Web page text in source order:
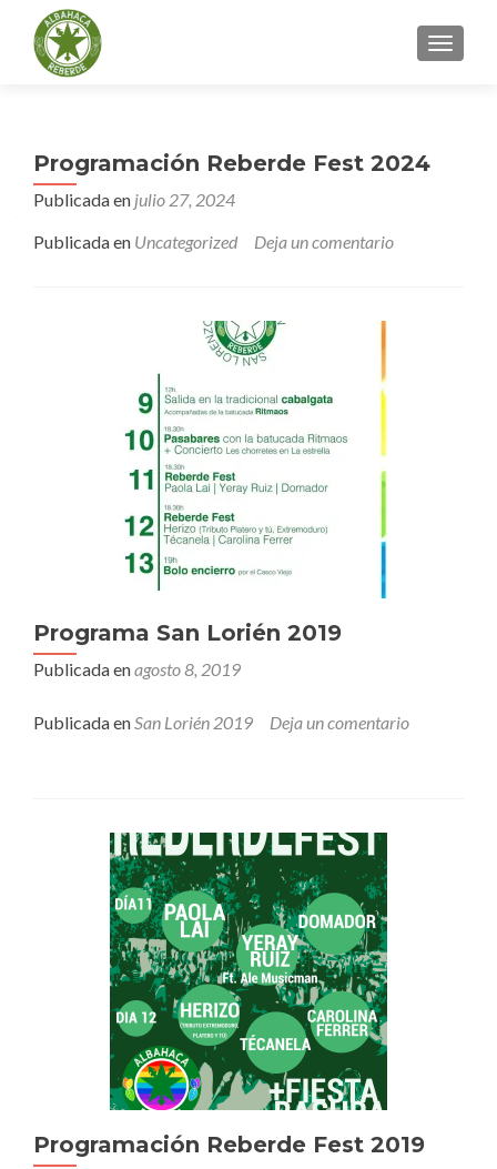
Programación Reberde Fest 2024
Publicada en julio 27, 2024
Publicada en Uncategorized Deja un comentario
Programa San Lorién 2019
Publicada enagosto 8, 2019
Publicada enSan Lorién 2019 Deja un comentario
Programación Reberde Fest 2019
Navegación
de
entradas